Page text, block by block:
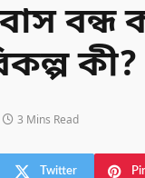
বন্ধ
কী?
3 Mins Read
Twitter